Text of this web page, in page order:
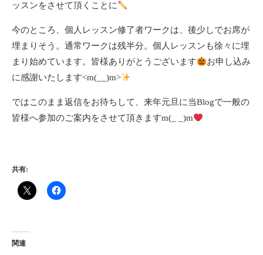
ッスンをさせて頂くことに
今のところ、個人レッスン修了者ワークは、後少しでお席が
埋まりそう。通常ワークは残半分。個人レッスンも徐々に埋
まり始めています。皆様ありがとうございます
お申し込み
に感謝いたします<m(__)m>
ではこのまま返信をお待ちして、来年元旦に当Blogで一般の
皆様へ参加のご案内をさせて頂きますm(_ _)m
共有:
関連